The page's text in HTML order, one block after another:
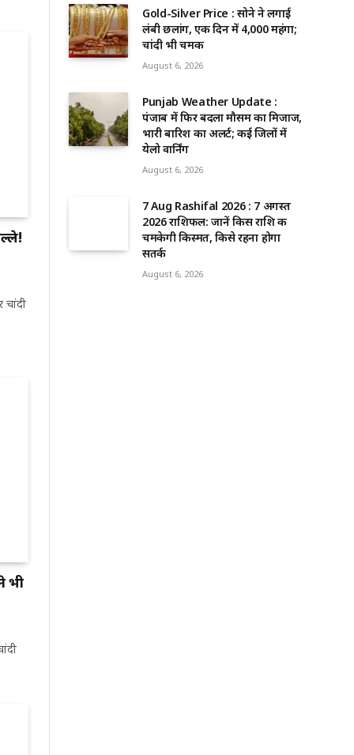
चांदी
भी
Gold-Silver Price : सोने ने लगाई
लंबी छलांग, एक दिन में ₹4,000 महंगा;
चांदी भी चमकी
August 6, 2026
Punjab Weather Update :
पंजाब में फिर बदला मौसम का मिजाज,
भारी बारिश का अलर्ट; कई जिलों में
येलो वार्निंग
August 6, 2026
7 Aug Rashifal 2026 : 7 अगस्त
2026 राशिफल: जानें किस राशि की
चमकेगी किस्मत, किसे रहना होगा
सतर्क
August 6, 2026